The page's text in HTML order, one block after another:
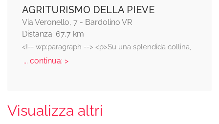
AGRITURISMO DELLA PIEVE
Via Veronello, 7 - Bardolino VR
Distanza: 67,7 km
<!-- wp:paragraph --> <p>Su una splendida collina,
... continua: >
Visualizza altri